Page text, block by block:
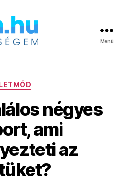
Menü
Kategóriák
négyes
ami
az